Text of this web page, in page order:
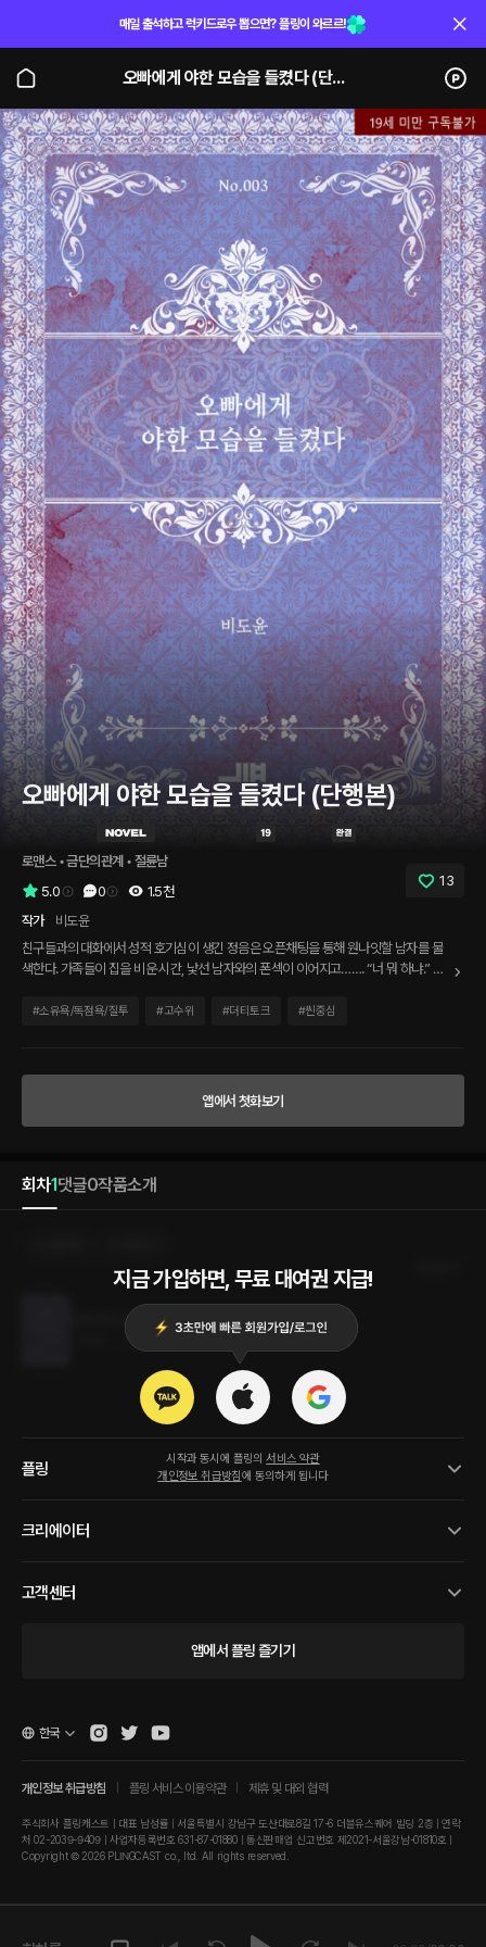
매일 출석하고 럭키드로우 뽑으면? 플링이 와르르!
오빠에게 야한 모습을 들켰다 (단행본)
오빠에게 야한 모습을 들켰다 (단행본)
로맨스 • 금단의관계 • 절륜남
5.0
0 1.5천
13
작가
비도윤
친구들과의 대화에서 성적 호기심이 생긴 정음은 오픈채팅을 통해 원나잇할 남자를 물
색한다. 가족들이 집을 비운 시간, 낯선 남자와의 폰섹이 이어지고……. “너 뭐 하냐.” 정
봐. 꽉 물고 놔주지를 않네.” “아흑, 그, 그런 게…… 앙! 앙!” 손가락 하나가 겨우 들어갔던
#소유욕/독점욕/질투 #고수위 #더티토크 #씬중심
앱에서 첫화보기
회차1 댓글0작품소개
지금 가입하면, 무료 대여권 지급!
시작과 동시에 플링의 서비스 약관
개인정보 취급방침에 동의하게 됩니다
오빠에게 야한 모습을 들켰다
2023.10.16
플링
크리에이터
고객센터
앱에서 플링 즐기기
개인정보 취급방침 플링 서비스 이용약관 제휴 및 대외 협력
주식회사 플링캐스트 | 대표 남성률 | 서울특별시 강남구 도산대로8길 17-6 더블유스퀘어 빌딩 2층 | 연락
처 02-2039-9409 | 사업자등록번호 631-87-01880 | 통신판매업 신고번호 제2021-서울강남-01810호 |
Copyright © 2026 PLINGCAST co., ltd. All rights reserved.
한국